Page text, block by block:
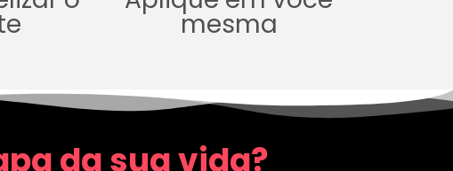
mesma
da sua vida?